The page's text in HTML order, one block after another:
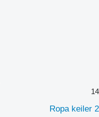
14
Ropa keiler 2